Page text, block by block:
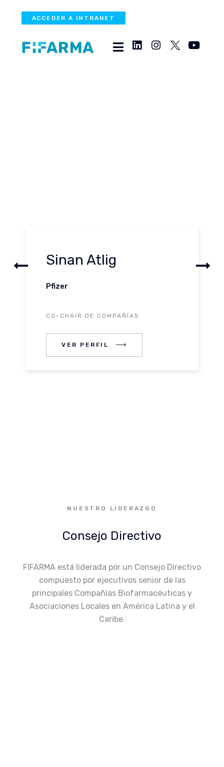
ACCEDER A INTRANET
Sinan Atlig
Pfizer
CO-CHAIR DE COMPAÑÍAS
VER PERFIL
NUESTRO LIDERAZGO
Consejo Directivo
FIFARMA está liderada por un Consejo Directivo
compuesto por ejecutivos senior de las
principales Compañías Biofarmacéuticas y
Asociaciones Locales en América Latina y el
Caribe.